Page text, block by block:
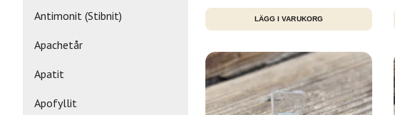
Antimonit (Stibnit)
Apachetår
Apatit
Apofyllit